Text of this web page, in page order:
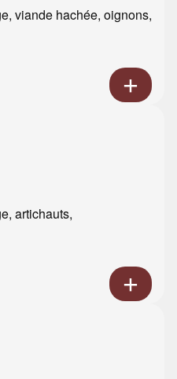
viande hachée, oignons,
artichauts,